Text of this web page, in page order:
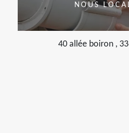
NOUS
40 allée boiron ,